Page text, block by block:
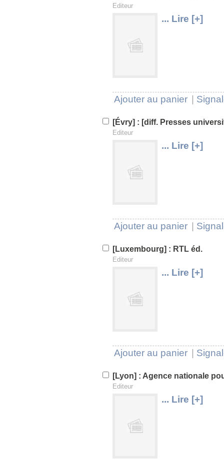
Editeur
U
V
... Lire [+]
Ajouter au panier
[Évry] : [diff. Presses
Editeur
U
V
... Lire [+]
Ajouter au panier
[Luxembourg] : RTL éd.
Editeur
U
V
... Lire [+]
Ajouter au panier
[Lyon] : Agence nationale
Editeur
U
V
... Lire [+]